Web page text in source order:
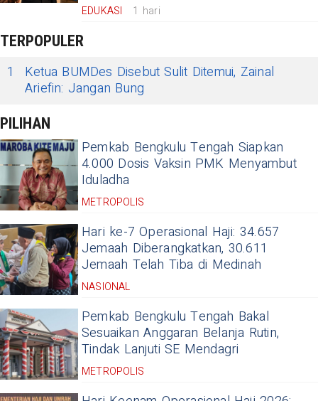
EDUKASI 1 hari
TERPOPULER
1
Ketua BUMDes Disebut Sulit Ditemui, Zainal
Ariefin: Jangan Bung
PILIHAN
Pemkab Bengkulu Tengah Siapkan
4.000 Dosis Vaksin PMK Menyambut
Iduladha
METROPOLIS
Hari ke-7 Operasional Haji: 34.657
Jemaah Diberangkatkan, 30.611
Jemaah Telah Tiba di Medinah
NASIONAL
Pemkab Bengkulu Tengah Bakal
Sesuaikan Anggaran Belanja Rutin,
Tindak Lanjuti SE Mendagri
METROPOLIS